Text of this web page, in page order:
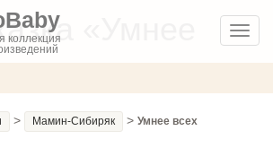
коллекция
«Умнее
> Мамин-Сибиряк > Умнее всех